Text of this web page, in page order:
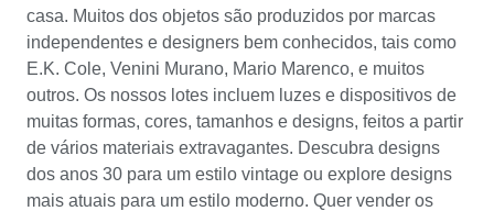
casa. Muitos dos objetos são produzidos por marcas
independentes e designers bem conhecidos, tais como
E.K. Cole, Venini Murano, Mario Marenco, e muitos
outros. Os nossos lotes incluem luzes e dispositivos de
muitas formas, cores, tamanhos e designs, feitos a partir
de vários materiais extravagantes. Descubra designs
dos anos 30 para um estilo vintage ou explore designs
mais atuais para um estilo moderno. Quer vender os